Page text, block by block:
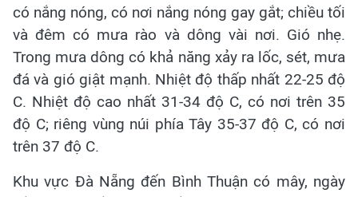
có nắng nóng, có nơi nắng nóng gay gắt; chiều tối
và đêm có mưa rào và dông vài nơi. Gió nhẹ.
Trong mưa dông có khả năng xảy ra lốc, sét, mưa
đá và gió giật mạnh. Nhiệt độ thấp nhất 22-25 độ
C. Nhiệt độ cao nhất 31-34 độ C, có nơi trên 35
độ C; riêng vùng núi phía Tây 35-37 độ C, có nơi
trên 37 độ C.
Khu vực Đà Nẵng đến Bình Thuận có mây, ngày